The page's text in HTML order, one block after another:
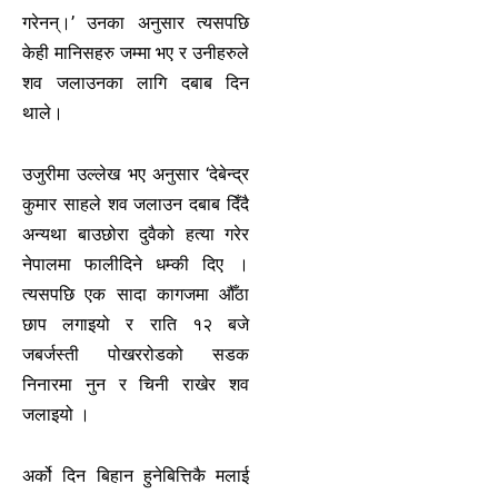
गरेनन्।’ उनका अनुसार त्यसपछि
केही मानिसहरु जम्मा भए र उनीहरुले
शव जलाउनका लागि दबाब दिन
थाले।
उजुरीमा उल्लेख भए अनुसार ‘देबेन्द्र
कुमार साहले शव जलाउन दबाब दिँदै
अन्यथा बाउछोरा दुवैको हत्या गरेर
नेपालमा फालीदिने धम्की दिए ।
त्यसपछि एक सादा कागजमा औँठा
छाप लगाइयो र राति १२ बजे
जबर्जस्ती पोखररोडको सडक
निनारमा नुन र चिनी राखेर शव
जलाइयो ।
अर्को दिन बिहान हुनेबित्तिकै मलाई